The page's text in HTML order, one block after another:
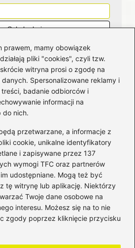
prawem, mamy obowiązek
pliki "cookies", czyli tzw.
witryna prosi o zgodę na
Spersonalizowane reklamy i
badanie odbiorców i
informacji na
do nich.
przetwarzane, a informacje z
cookie, unikalne identyfikatory
i zapisywane przez 137
wymogi TFC oraz partnerów
udostępniane. Mogą też być
tę witrynę lub aplikację. Niektórzy
Twoje dane osobowe na
interesu. Możesz się na to nie
zgody poprzez kliknięcie przycisku
(59)